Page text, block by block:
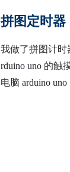
拼图定时器
我做了拼图计时
rduino uno 的触
电脑 arduino